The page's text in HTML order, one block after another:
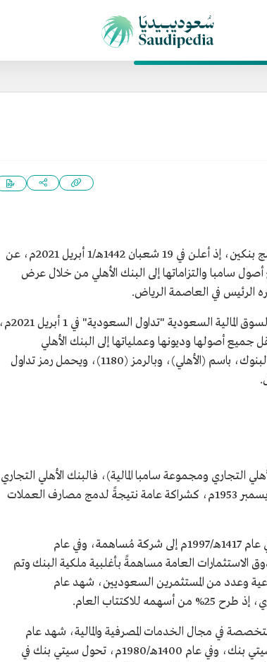
، هو مصرف سعودي، نتج عن دمج بنكين، إذ أعلن في 19 شعبان 1442هـ/1 أبريل 2021م، عن
سامبا والتزاماتها إلى البنك الأهلي من خلال عرض
الرئيس في العاصمة الرياض.
بدأ البنك الأهلي السعودي التداول ككيان موحّد مدرج في السوق المالية
جميع أصولها وديونها وعملياتها إلى البنك الأهلي
السعودي.تتداول أسهمه في السوق الرئيسية ضمن قطاع البنوك، باسم (الأهلي)، وبالرمز (1180)، ويحمل رمز تداول
التجاري ومجموعة سامبا المالية)، فالبنك الأهلي
بدأ نشاطه بموجب أمر ملكي في 20 ربيع الآخر 1373هـ/26 ديسمبر 1953م، كشراكة عامة نتيجةً لدمج مصارف العملات
أُسست هيئة البنك الشرعية عام 1416هـ/1996م، وتحول في عام 1417هـ/1997م إلى شركة مُساهمة، وفي عام
الاستثمارات العامة مساهمةً بأغلبية ملكية البنك وتم
وعدد من المستثمرين السعوديين، شهد عام
في مجال الخدمات المصرفية والمالية، شهد عام
1374هـ/1955م، افتتاح أول فرع للمجموعة تحت مسمى سيتي بنك، وفي عام 1400هـ/1980م، تحول سيتي بنك في